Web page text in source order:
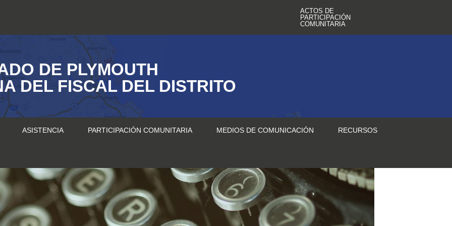
ACTOS DE
PARTICIPACIÓN
COMUNITARIA
DE PLYMOUTH
DEL FISCAL DEL DISTRITO
ASISTENCIA PARTICIPACIÓN COMUNITARIA MEDIOS DE COMUNICACIÓN RECURSOS